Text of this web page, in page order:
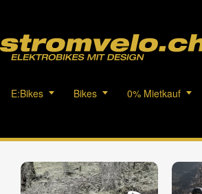
E:Bikes Bikes 0% Mietkauf